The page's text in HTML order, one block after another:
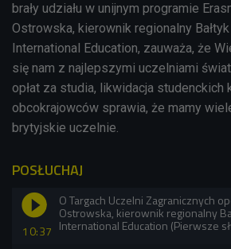
brały udziału w unijnym programie
Ostrowska, kierownik regionalny
International Education, zauważa, że
się nam z najlepszymi uczelniami
opłat za studia, likwidacja studenckich
obcokrajowców sprawia, że mamy
brytyjskie uczelnie.
POSŁUCHAJ
10:37
O Targach Uczelni Zagranicznych
Ostrowska, kierownik regionalny
International Education (Pierwsze